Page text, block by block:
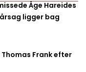
Åge Hareides
ligger bag
Frank efter